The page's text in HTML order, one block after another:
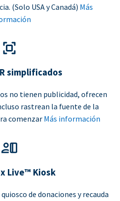
(Solo USA y Canadá) Más
simplificados
no tienen publicidad, ofrecen
rastrean la fuente de la
comenzar Más información
Live™ Kiosk
de donaciones y recauda